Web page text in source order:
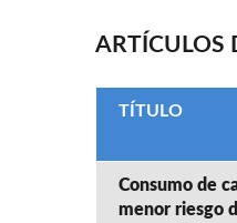
ARTÍCULOS
TÍTULO
Consumo de
menor riesgo